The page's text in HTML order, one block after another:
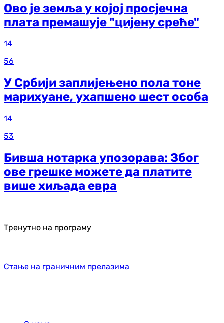
Ово је земља у којој просјечна
плата премашује "цијену среће"
14
56
У Србији заплијењено пола тоне
марихуане, ухапшено шест особа
14
53
Бивша нотарка упозорава: Због
ове грешке можете да платите
више хиљада евра
Тренутно на програму
Стање на граничним прелазима